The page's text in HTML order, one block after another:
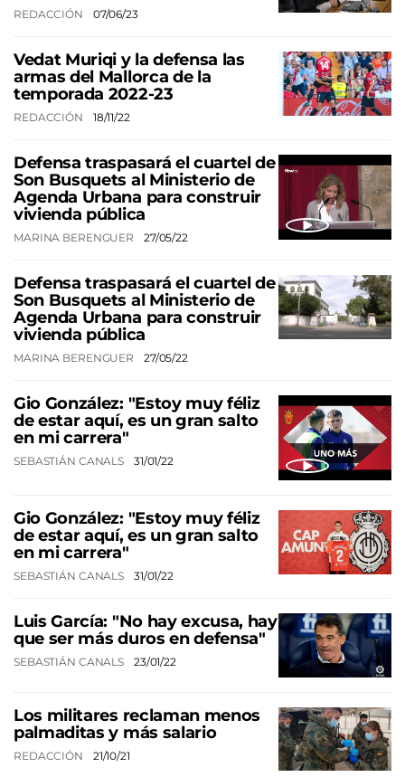
REDACCIÓN 07/06/23
Vedat Muriqi y la defensa las
armas del Mallorca de la
temporada 2022-23
REDACCIÓN 18/11/22
Defensa traspasará el cuartel de
Son Busquets al Ministerio de
Agenda Urbana para construir
vivienda pública
MARINA BERENGUER 27/05/22
Defensa traspasará el cuartel de
Son Busquets al Ministerio de
Agenda Urbana para construir
vivienda pública
MARINA BERENGUER 27/05/22
Gio González: "Estoy muy féliz
de estar aquí, es un gran salto
en mi carrera"
SEBASTIÁN CANALS 31/01/22
Gio González: "Estoy muy féliz
de estar aquí, es un gran salto
en mi carrera"
SEBASTIÁN CANALS 31/01/22
Luis García: "No hay excusa, hay
que ser más duros en defensa"
SEBASTIÁN CANALS 23/01/22
Los militares reclaman menos
palmaditas y más salario
REDACCIÓN 21/10/21